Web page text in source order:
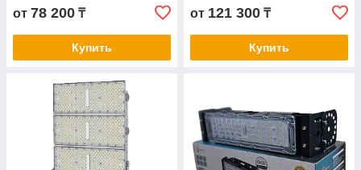
от 78 200 ₸
Купить
от 121 300 ₸
Купить